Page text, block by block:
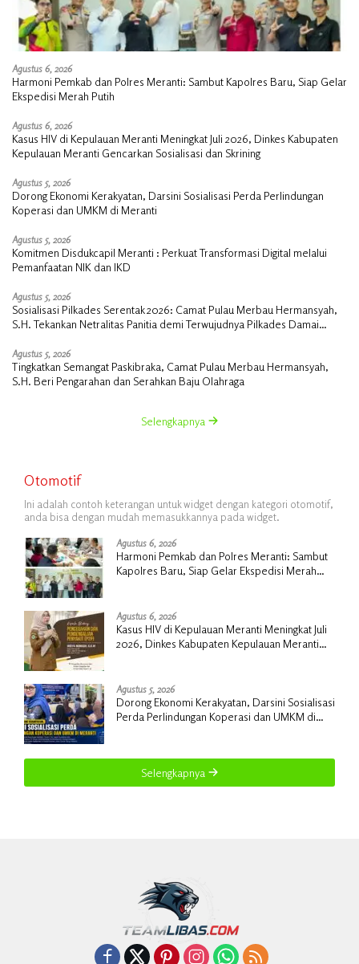
Agustus 6, 2026
Harmoni Pemkab dan Polres Meranti: Sambut Kapolres Baru, Siap Gelar
Ekspedisi Merah Putih
Agustus 6, 2026
Kasus HIV di Kepulauan Meranti Meningkat Juli 2026, Dinkes Kabupaten
Kepulauan Meranti Gencarkan Sosialisasi dan Skrining
Agustus 5, 2026
Dorong Ekonomi Kerakyatan, Darsini Sosialisasi Perda Perlindungan
Koperasi dan UMKM di Meranti
Agustus 5, 2026
Komitmen Disdukcapil Meranti : Perkuat Transformasi Digital melalui
Pemanfaatan NIK dan IKD
Agustus 5, 2026
Sosialisasi Pilkades Serentak 2026: Camat Pulau Merbau Hermansyah,
S.H. Tekankan Netralitas Panitia demi Terwujudnya Pilkades Damai
Agustus 5, 2026
Tingkatkan Semangat Paskibraka, Camat Pulau Merbau Hermansyah,
S.H. Beri Pengarahan dan Serahkan Baju Olahraga
Selengkapnya
Otomotif
Ini adalah contoh keterangan untuk widget dengan kategori otomotif,
anda bisa dengan mudah memasukkannya pada widget.
Agustus 6, 2026
Harmoni Pemkab dan Polres Meranti: Sambut
Kapolres Baru, Siap Gelar Ekspedisi Merah
Agustus 6, 2026
Kasus HIV di Kepulauan Meranti Meningkat Juli
2026, Dinkes Kabupaten Kepulauan Meranti
Agustus 5, 2026
Dorong Ekonomi Kerakyatan, Darsini Sosialisasi
Perda Perlindungan Koperasi dan UMKM di
Selengkapnya